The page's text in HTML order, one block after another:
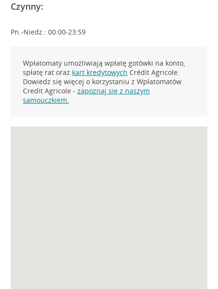
Czynny:
Pn.-Niedz.: 00:00-23:59
Wpłatomaty umożliwiają wpłatę gotówki na konto,
spłatę rat oraz kart kredytowych Crédit Agricole.
Dowiedz się więcej o korzystaniu z Wpłatomatów
Credit Agricole -zapoznaj się z naszym
samouczkiem.